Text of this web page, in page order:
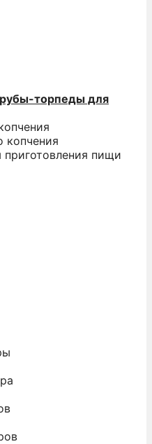
торпеды для
копчения
пищи